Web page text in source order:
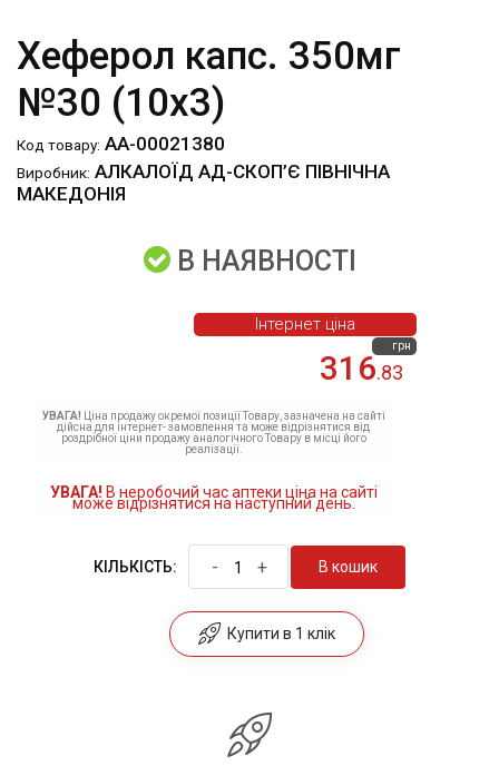
Хеферол капс. 350мг
№30 (10х3)
Код товару: АА-00021380
Виробник: АЛКАЛОЇД АД-СКОП’Є ПІВНІЧНА
МАКЕДОНІЯ
В НАЯВНОСТІ
316.83
грн
Інтернет ціна
УВАГА! Ціна продажу окремої позиції Товару, зазначена на сайті
дійсна для інтернет- замовлення та може відрізнятися від
роздрібної ціни продажу аналогічного Товару в місці його
реалізації.
УВАГА! В неробочий час аптеки ціна на сайті
може відрізнятися на наступний день.
КІЛЬКІСТЬ: - + В кошик
Купити в 1 клік